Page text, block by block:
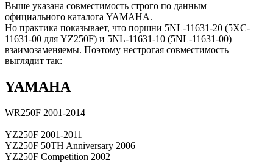
Выше указана совместимость строго по данным
официального каталога YAMAHA.
Но практика показывает, что поршни 5NL-11631-20 (5XC-
11631-00 для YZ250F) и 5NL-11631-10 (5NL-11631-00)
взаимозаменяемы. Поэтому нестрогая совместимость
выглядит так:
YAMAHA
WR250F 2001-2014
YZ250F 2001-2011
YZ250F 50TH Anniversary 2006
YZ250F Competition 2002